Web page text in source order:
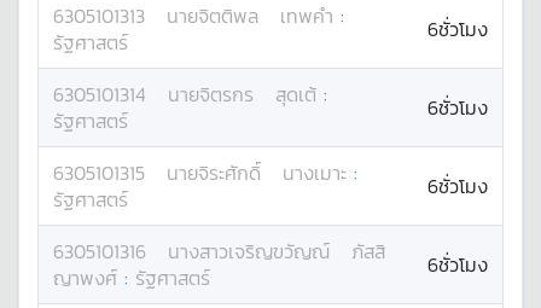
6305101313 นายจิตติพล เทพคำ :
รัฐศาสตร์
6ชั่วโมง
6305101314 นายจิตรกร สุดเต้ :
รัฐศาสตร์
6ชั่วโมง
6305101315 นายจิระศักดิ์ นางเมาะ :
รัฐศาสตร์
6ชั่วโมง
6305101316 นางสาวเจริญขวัญณ์
ภัสสิ
ญาพงศ์ : รัฐศาสตร์ 6ชั่วโมง